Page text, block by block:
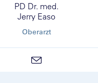
PD Dr. med.
Jerry Easo
Oberarzt